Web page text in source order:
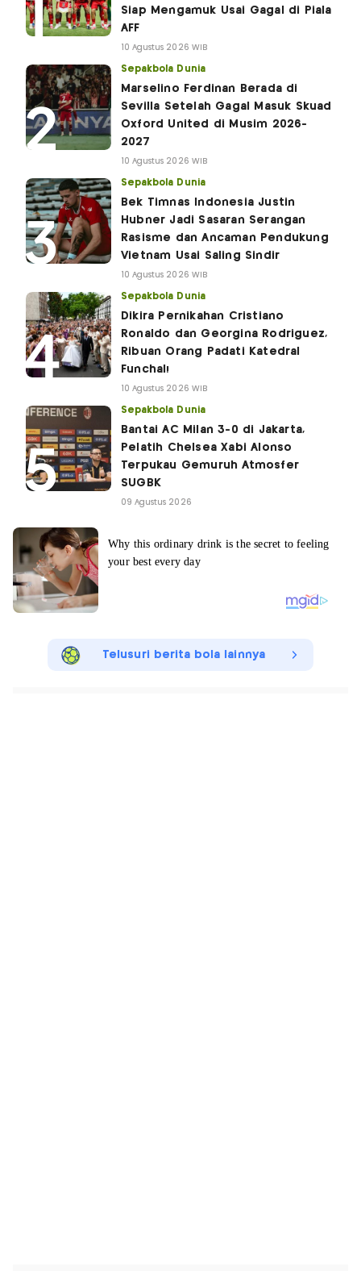
Siap Mengamuk Usai Gagal di Piala
AFF
10 Agustus 2026 WIB
Sepakbola Dunia
Marselino Ferdinan Berada di
Sevilla Setelah Gagal Masuk Skuad
Oxford United di Musim 2026-
2027
10 Agustus 2026 WIB
Sepakbola Dunia
Bek Timnas Indonesia Justin
Hubner Jadi Sasaran Serangan
Rasisme dan Ancaman Pendukung
Vietnam Usai Saling Sindir
10 Agustus 2026 WIB
Sepakbola Dunia
Dikira Pernikahan Cristiano
Ronaldo dan Georgina Rodriguez,
Ribuan Orang Padati Katedral
Funchal!
10 Agustus 2026 WIB
Sepakbola Dunia
Bantai AC Milan 3-0 di Jakarta,
Pelatih Chelsea Xabi Alonso
Terpukau Gemuruh Atmosfer
SUGBK
09 Agustus 2026
Telusuri berita bola lainnya